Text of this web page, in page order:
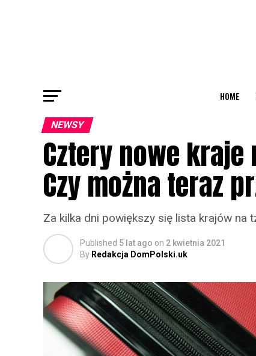
HOME
NEWSY
Cztery nowe
Czy można teraz
Za kilka dni powiększy się lista krajów na
Published 5 lat ago on 2 kwietnia 2021
By Redakcja DomPolski.uk